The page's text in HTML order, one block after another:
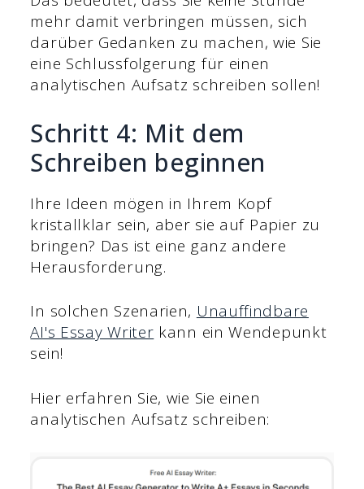
mehr damit verbringen müssen, sich
darüber Gedanken zu machen, wie Sie
eine Schlussfolgerung für einen
analytischen Aufsatz schreiben sollen!
Schritt 4: Mit dem
Schreiben beginnen
Ihre Ideen mögen in Ihrem Kopf
kristallklar sein, aber sie auf Papier zu
bringen? Das ist eine ganz andere
Herausforderung.
In solchen Szenarien, Unauffindbare
AI's Essay Writer kann ein Wendepunkt
sein!
Hier erfahren Sie, wie Sie einen
analytischen Aufsatz schreiben: